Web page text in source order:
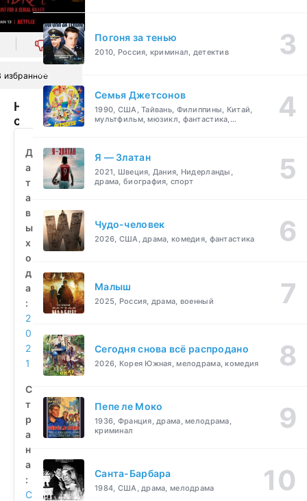
0
избранное
Ночной
сталкер:
за
серийным
убийцей
(2021)
смотреть
бесплатно
Д
а
т
а
в
ы
х
о
д
а
:
2
0
2
1
С
т
р
а
н
а
:
С
Погоня за тенью
2010, Россия, криминал, детектив
Семья Джетсонов
1990, США, Тайвань, Филиппины, Китай,
мультфильм, мюзикл, фантастика,
Я — Златан
2021, Швеция, Дания, Нидерланды,
драма, биография, спорт
Чудо-человек
2026, США, драма, комедия, фантастика
Малыш
2025, Россия, драма, военный
Сегодня снова всё распродано
2026, Корея Южная, мелодрама, комедия
Пепе ле Моко
1936, Франция, драма, мелодрама,
криминал
Санта-Барбара
1984, США, драма, мелодрама